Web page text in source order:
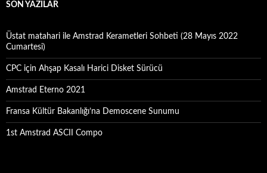
SON YAZILAR
Üstat matahari ile Amstrad Kerametleri Sohbeti (28 Mayıs 2022
Cumartesi)
CPC için Ahşap Kasalı Harici Disket Sürücü
Amstrad Eterno 2021
Fransa Kültür Bakanlığı’na Demoscene Sunumu
1st Amstrad ASCII Compo